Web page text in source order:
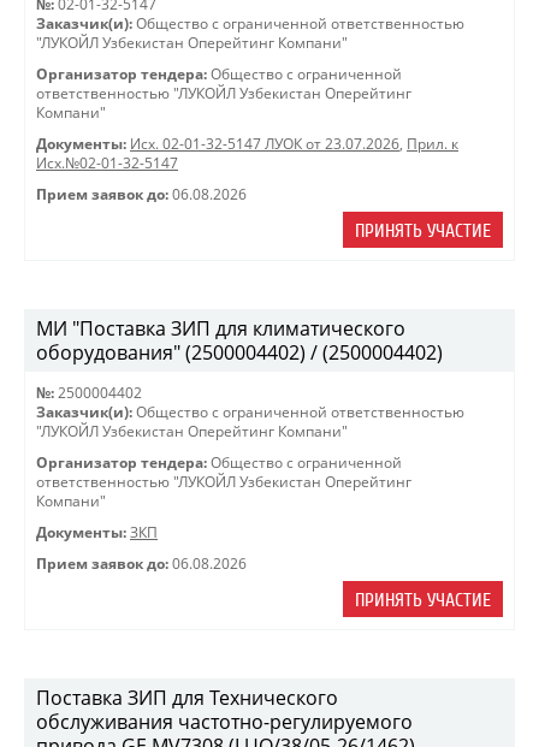
№: 02-01-32-5147
Заказчик(и): Общество с ограниченной ответственностью
"ЛУКОЙЛ Узбекистан Оперейтинг Компани"
Организатор тендера: Общество с ограниченной
ответственностью "ЛУКОЙЛ Узбекистан Оперейтинг
Компани"
Документы: Исх. 02-01-32-5147 ЛУОК от 23.07.2026, Прил. к
Исх.№02-01-32-5147
Прием заявок до: 06.08.2026
ПРИНЯТЬ УЧАСТИЕ
МИ "Поставка ЗИП для климатического
оборудования" (2500004402) / (2500004402)
№: 2500004402
Заказчик(и): Общество с ограниченной ответственностью
"ЛУКОЙЛ Узбекистан Оперейтинг Компани"
Организатор тендера: Общество с ограниченной
ответственностью "ЛУКОЙЛ Узбекистан Оперейтинг
Компани"
Документы: ЗКП
Прием заявок до: 06.08.2026
ПРИНЯТЬ УЧАСТИЕ
Поставка ЗИП для Технического
обслуживания частотно-регулируемого